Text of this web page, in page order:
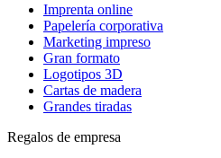
Imprenta online
Papelería corporativa
Marketing impreso
Gran formato
Logotipos 3D
Cartas de madera
Grandes tiradas
Regalos de empresa